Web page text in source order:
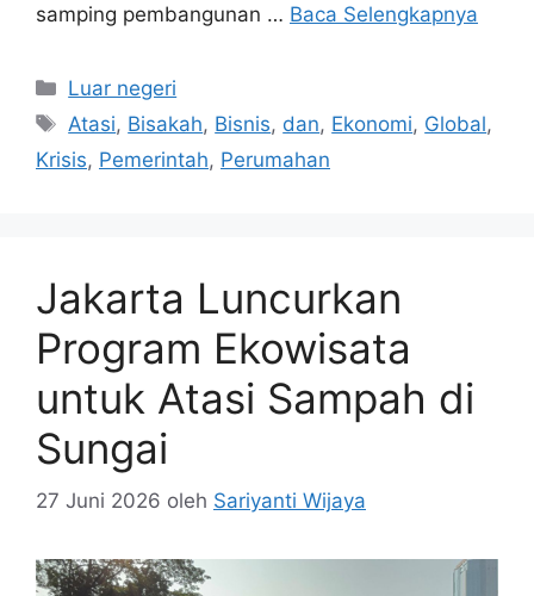
samping pembangunan … Baca Selengkapnya
Kategori
Luar negeri
Tag
Atasi, Bisakah, Bisnis, dan, Ekonomi, Global,
Krisis, Pemerintah, Perumahan
Jakarta Luncurkan
Program Ekowisata
untuk Atasi Sampah di
Sungai
27 Juni 2026 oleh Sariyanti Wijaya